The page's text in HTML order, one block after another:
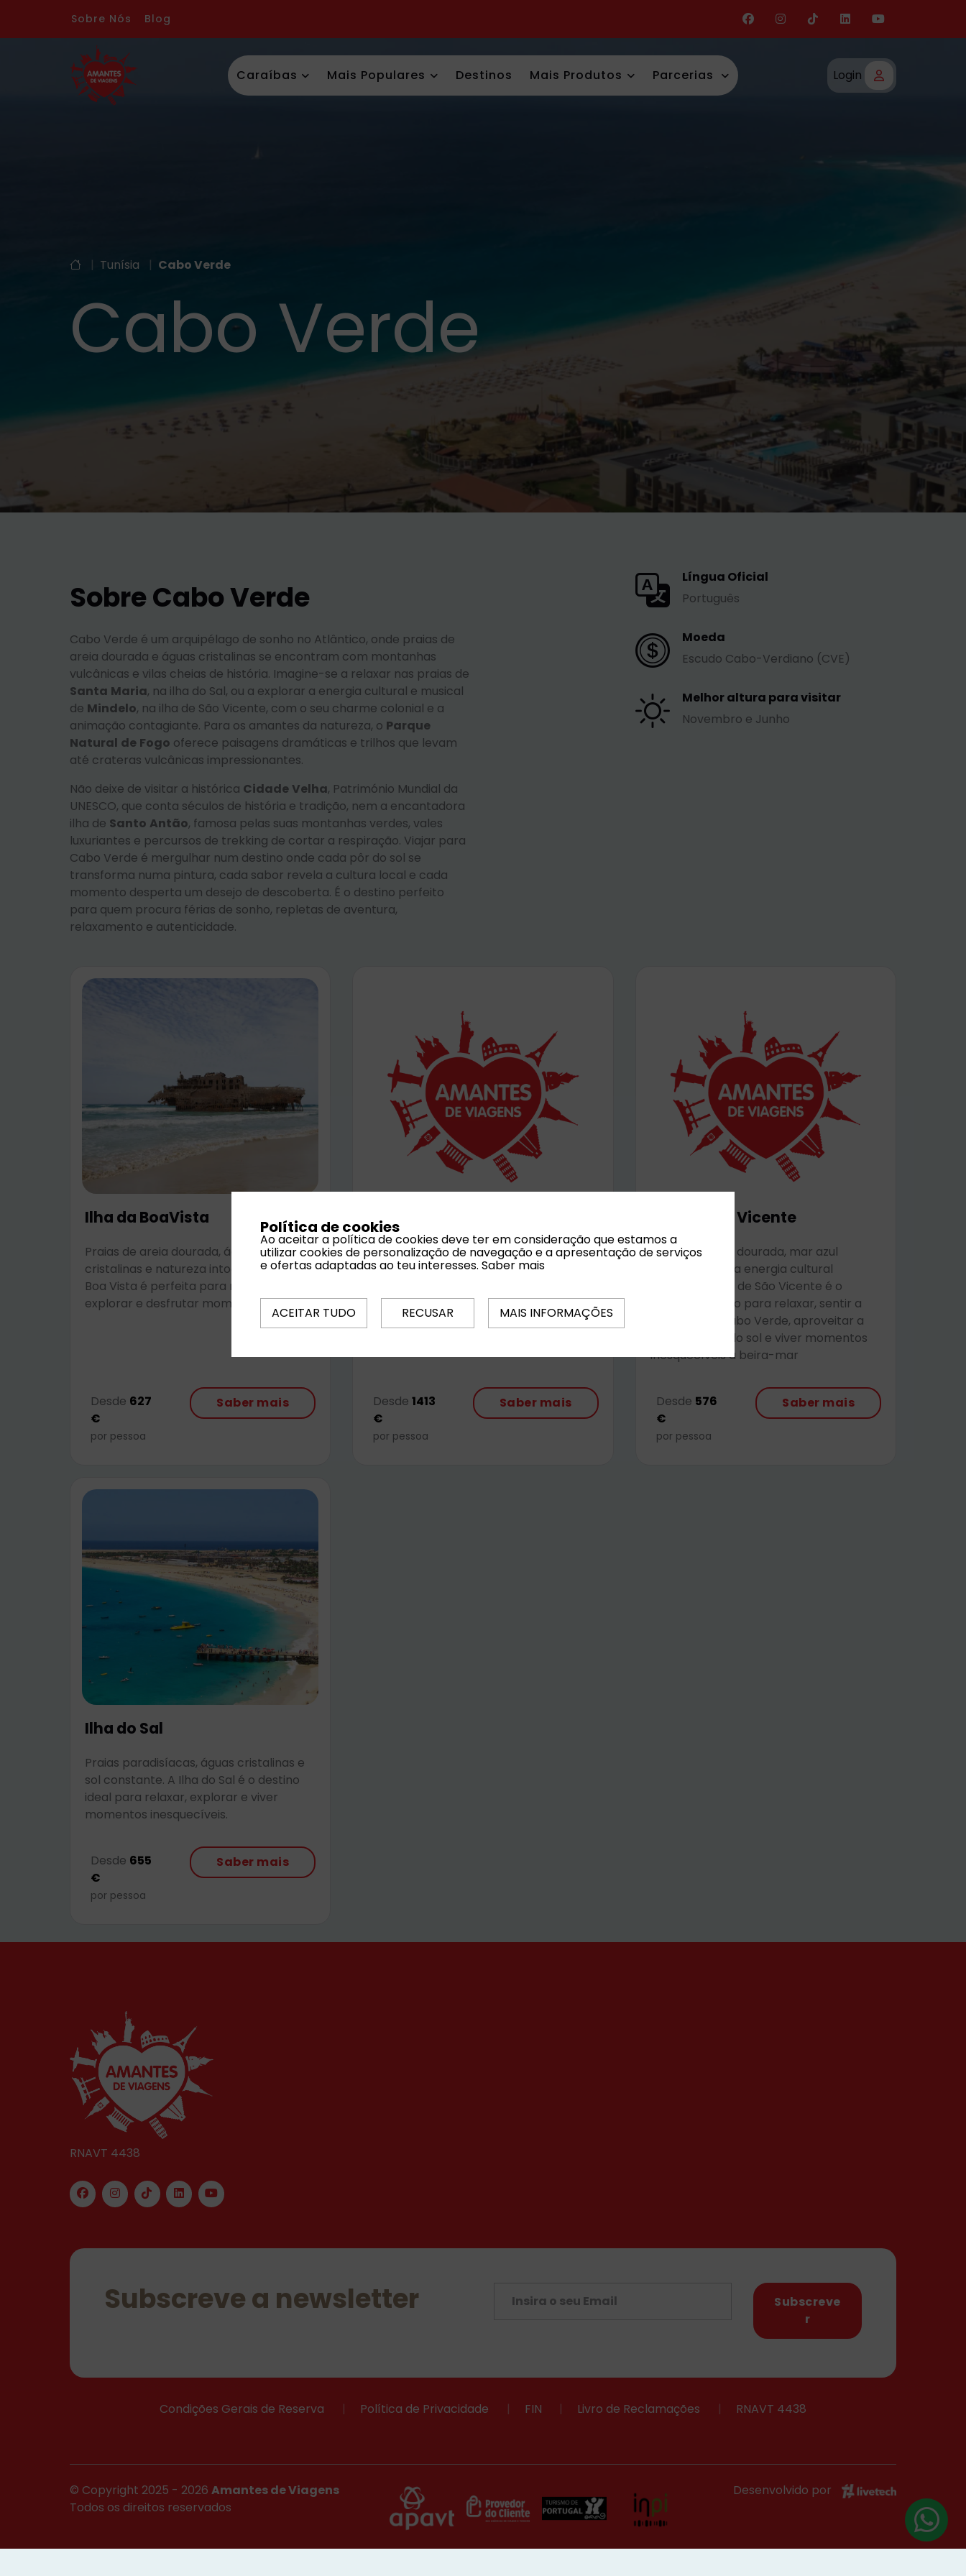
Sobre Nós Blog
Caraíbas Mais Populares Destinos Mais Produtos Parcerias Login
| Tunísia | Cabo Verde
Cabo Verde
Sobre Cabo Verde
Cabo Verde é um arquipélago de sonho no Atlântico, onde praias de
areia dourada e águas cristalinas se encontram com montanhas
vulcânicas e vilas cheias de história. Imagine-se a relaxar nas praias de
Santa Maria, na ilha do Sal, ou a explorar a energia cultural e musical
de Mindelo, na ilha de São Vicente, com o seu charme colonial e a
animação contagiante. Para os amantes da natureza, o Parque
Natural de Fogo oferece paisagens dramáticas e trilhos que levam
até crateras vulcânicas impressionantes.
Não deixe de visitar a histórica CidadeVelha, Património Mundial da
UNESCO, que conta séculos de história e tradição, nem a encantadora
ilha de Santo Antão, famosa pelas suas montanhas verdes, vales
luxuriantes e percursos de trekking de cortar a respiração. Viajar para
Cabo Verde é mergulhar num destino onde cada pôr do sol se
transforma numa pintura, cada sabor revela a cultura local e cada
momento desperta um desejo de descoberta. É o destino perfeito
para quem procura férias de sonho, repletas de aventura,
relaxamento e autenticidade.
Língua Oficial
Português
Moeda
Escudo Cabo-Verdiano (CVE)
Melhor altura para visitar
Novembro e Junho
Ilha da BoaVista
Praias de areia dourada, águas
cristalinas e natureza intocada. A Ilha da
Boa Vista é perfeita para relaxar,
explorar e desfrutar momentos únicos.
Desde 627
€
por pessoa
Saber mais
Ilha de Santiago
Praias de areias douradas, paisagens
vulcânicas e cultura vibrante. Ilha de
relaxar, explorar a autenticidade de
Cabo Verde e viver momentos
Desde1413
€
por pessoa
Saber mais
Ilha de São Vicente
Praias de areia dourada, mar azul
profundo e uma energia cultural
vibrante. A Ilha de São Vicente é o
destino perfeito para relaxar, sentir a
essência de Cabo Verde, aproveitar a
música, o pôr do sol e viver momentos
inesquecíveis à beira-mar
Desde 576
€
por pessoa
Saber mais
Ilha do Sal
Praias paradisíacas, águas cristalinas e
sol constante. A Ilha do Sal é o destino
ideal para relaxar, explorar e viver
momentos inesquecíveis.
Desde 655
€
por pessoa
Saber mais
RNAVT 4438
Subscreve a newsletter
Subscreve
r
Condições Gerais de Reserva | Política de Privacidade | FIN | Livro de Reclamações | RNAVT 4438
© Copyright 2025 - 2026 Amantes de Viagens
Todos os direitos reservados
Desenvolvido por
Política de cookies
Ao aceitar a política de cookies deve ter em consideração que estamos a
utilizar cookies de personalização de navegação e a apresentação de serviços
e ofertas adaptadas ao teu interesses. Saber mais
ACEITAR TUDO RECUSAR MAIS INFORMAÇÕES